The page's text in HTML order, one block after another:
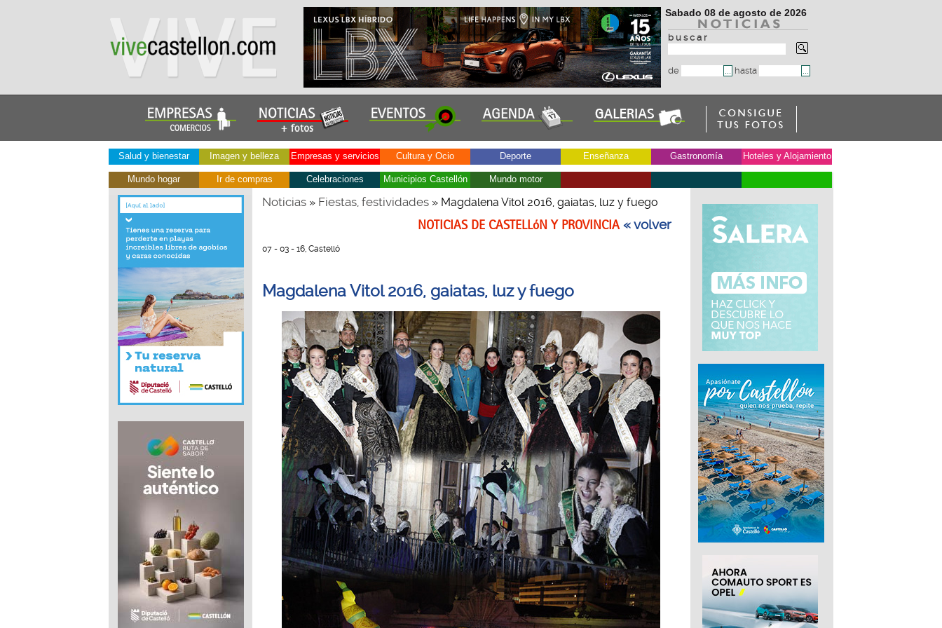
Sabado 08 de agosto de 2026
b u s c a r
de hasta
Salud y bienestar Imagen y belleza Empresas y servicios Cultura y Ocio Deporte Enseñanza Gastronomía Hoteles y Alojamiento
Mundo hogar Ir de compras Celebraciones Municipios Castellón Mundo motor
Noticias» Fiestas, festividades» Magdalena Vitol 2016, gaiatas, luz y fuego
NOTICIAS DE CASTELLóN Y PROVINCIA« volver
07 - 03 - 16, Castelló
Magdalena Vitol 2016, gaiatas, luz y fuego